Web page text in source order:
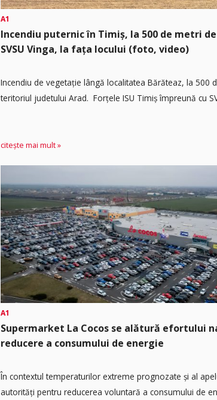
A1
Incendiu puternic în Timiș, la 500 de metri
SVSU Vinga, la fața locului (foto, video)
Incendiu de vegetație lângă localitatea Bărăteaz, la 500
teritoriul judetului Arad. Forțele ISU Timiș împreună cu
citește mai mult »
A1
Supermarket La Cocos se alătură efortului
reducere a consumului de energie
În contextul temperaturilor extreme prognozate și al
autorități pentru reducerea voluntară a consumului de